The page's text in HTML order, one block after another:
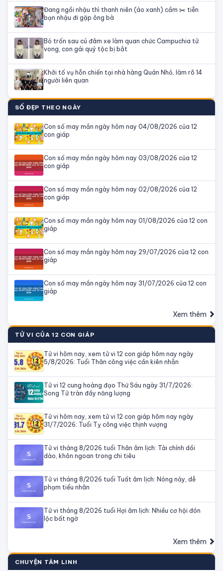
Đang ngồi nhậu thì thanh niên (áo xanh) cầm ✂️ tiễn
bạn nhậu đi gặp ông bà
Bỏ trốn sau cú đâm xe làm quan chức Campuchia tử
vong, con gái quý tộc bị bắt
Khởi tố vụ hỗn chiến tại nhà hàng Quán Nhỏ, làm rõ 14
người liên quan
SỐ ĐẸP THEO NGÀY
Con số may mắn ngày hôm nay 04/08/2026 của 12
con giáp
Con số may mắn ngày hôm nay 03/08/2026 của 12
con giáp
Con số may mắn ngày hôm nay 02/08/2026 của 12
con giáp
Con số may mắn ngày hôm nay 01/08/2026 của 12 con
giáp
Con số may mắn ngày hôm nay 29/07/2026 của 12 con
giáp
Con số may mắn ngày hôm nay 31/07/2026 của 12 con
giáp
Xem thêm
TỬ VI CỦA 12 CON GIÁP
Tử vi hôm nay, xem tử vi 12 con giáp hôm nay ngày
5/8/2026: Tuổi Thân công việc cần kiên nhẫn
Tử vi 12 cung hoàng đạo Thứ Sáu ngày 31/7/2026:
Song Tử tràn đầy năng lượng
Tử vi hôm nay, xem tử vi 12 con giáp hôm nay ngày
31/7/2026: Tuổi Tỵ công việc thịnh vượng
Tử vi tháng 8/2026 tuổi Thân âm lịch: Tài chính dồi
dào, khôn ngoan trong chi tiêu
Tử vi tháng 8/2026 tuổi Tuất âm lịch: Nóng nảy, dễ
phạm tiểu nhân
Tử vi tháng 8/2026 tuổi Hợi âm lịch: Nhiều cơ hội đón
lộc bất ngờ
Xem thêm
CHUYỆN TÂM LINH